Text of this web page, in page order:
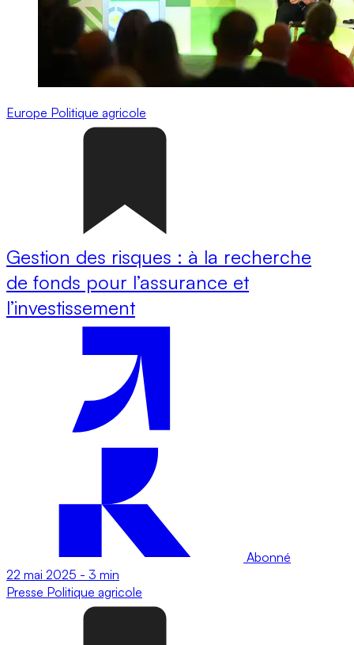
Europe Politique agricole
Gestion des risques : à la recherche
de fonds pour l’assurance et
l’investissement
Abonné
22 mai 2025 - 3 min
Presse Politique agricole